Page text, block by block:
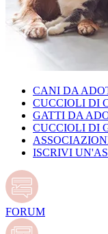
CANI DA
CUCCIOLI DI
GATTI DA
CUCCIOLI DI
ISCRIVI
FORUM